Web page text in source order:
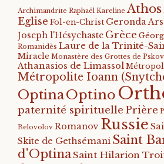
Archimandrite Raphaël Kareline Athos
Eglise Fol-en-Christ Geronda
Joseph l'Hésychaste Grèce
Romanidès Laure de la Trinité-
Miracle Monastère des Grottes de Pskov
Athanasios de Limassol
Métropolite Ioann
OptinaOptino
paternité spirituelle Prière
Belovolov Romanov Russie
Skite de Gethsémani Saint
d'Optina Saint Hilarion